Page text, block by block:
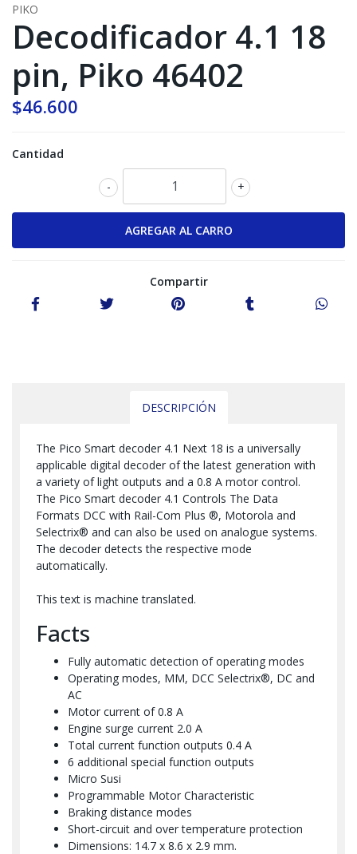
PIKO
Decodificador 4.1 18
pin, Piko 46402
$46.600
Cantidad
+
-
Compartir
DESCRIPCIÓN
The Pico Smart decoder 4.1 Next 18 is a universally
applicable digital decoder of the latest generation with
a variety of light outputs and a 0.8 A motor control.
The Pico Smart decoder 4.1 Controls The Data
Formats DCC with Rail-Com Plus ®, Motorola and
Selectrix® and can also be used on analogue systems.
The decoder detects the respective mode
automatically.
This text is machine translated.
Facts
Fully automatic detection of operating modes
Operating modes, MM, DCC Selectrix®, DC and
AC
Motor current of 0.8 A
Engine surge current 2.0 A
Total current function outputs 0.4 A
6 additional special function outputs
Micro Susi
Programmable Motor Characteristic
Braking distance modes
Short-circuit and over temperature protection
Dimensions: 14.7 x 8.6 x 2.9 mm.